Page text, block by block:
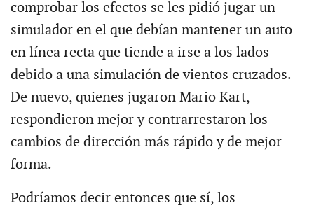
comprobar los efectos se les pidió jugar un
simulador en el que debían mantener un auto
en línea recta que tiende a irse a los lados
debido a una simulación de vientos cruzados.
De nuevo, quienes jugaron Mario Kart,
respondieron mejor y contrarrestaron los
cambios de dirección más rápido y de mejor
forma.
Podríamos decir entonces que sí, los